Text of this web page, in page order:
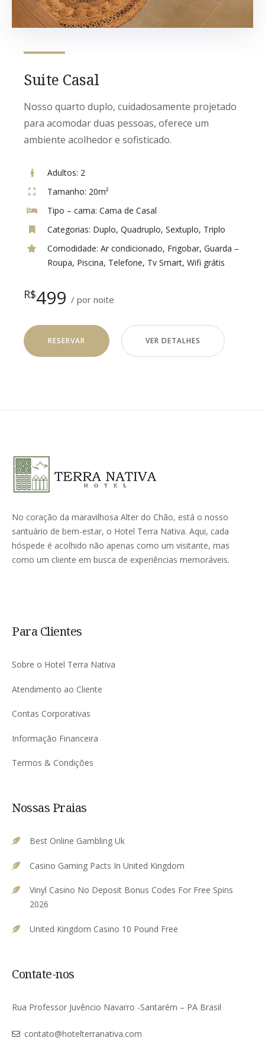
Suite Casal
Nosso quarto duplo, cuidadosamente projetado
para acomodar duas pessoas, oferece um
ambiente acolhedor e sofisticado.
Adultos: 2
Tamanho: 20m²
Tipo – cama: Cama de Casal
Categorias: Duplo, Quadruplo, Sextuplo, Triplo
Comodidade: Ar condicionado, Frigobar, Guarda –
Roupa, Piscina, Telefone, Tv Smart, Wifi grátis
R$499 por noite
RESERVAR VER DETALHES
No coração da maravilhosa Alter do Chão, está o nosso
santuário de bem-estar, o Hotel Terra Nativa. Aqui, cada
hóspede é acolhido não apenas como um visitante, mas
como um cliente em busca de experiências memoráveis.
Para Clientes
Sobre o Hotel Terra Nativa
Atendimento ao Cliente
Contas Corporativas
Informação Financeira
Termos & Condições
Nossas Praias
Best Online Gambling Uk
Casino Gaming Pacts In United Kingdom
Vinyl Casino No Deposit Bonus Codes For Free Spins
2026
United Kingdom Casino 10 Pound Free
Contate-nos
Rua Professor Juvêncio Navarro -Santarém – PA Brasil
contato@hotelterranativa.com